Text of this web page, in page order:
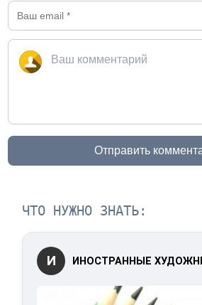
Отправить
ЧТО НУЖНО ЗНАТЬ:
И ИНОСТРАННЫЕ